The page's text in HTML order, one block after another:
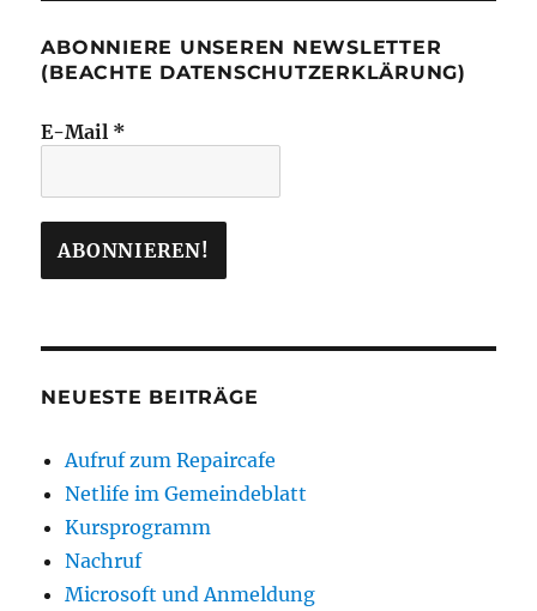
ABONNIERE UNSEREN NEWSLETTER
(BEACHTE DATENSCHUTZERKLÄRUNG)
E-Mail *
NEUESTE BEITRÄGE
Aufruf zum Repaircafe
Netlife im Gemeindeblatt
Kursprogramm
Nachruf
Microsoft und Anmeldung